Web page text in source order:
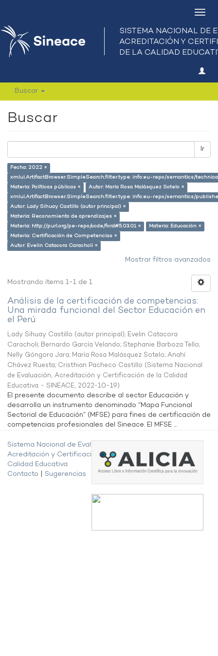
Buscar
Buscar
Ir
Fecha: 2022 ×
xmlui.ArtifactBrowser.SimpleSearch.filter.type: info:eu-repo/semantics/
Materia: Políticas públicas ×
Autor: María Rosa Malásquez Sotelo ×
xmlui.ArtifactBrowser.SimpleSearch.filter.type: info:eu-repo/semantics/
Autor: Lady Sihuay Castillo (autor principal) ×
Materia: Reconomiento de aprendizajes ×
Materia: http://purl.org/pe-repo/ocde/ford#5.03.01 ×
Materia: Educación ×
Materia: Certificación de Competencias ×
Autor: Evelin Catacora Caracholi ×
Mostrar filtros avanzados
Mostrando ítems 1-1 de 1
Análisis de la certificación de competencias:
Una mirada funcional del Sector Educación en
el Perú
Lady Sihuay Castillo (autor principal); Evelin Catacora
Caracholi; Bernardo García Velando; Stephanie Barboza Tello;
Nelly Góngora Jara; María Rosa Malásquez Sotelo; Anahí
Chávez Ruesta; Cristhian Pacheco Castillo (Sistema Nacional
de Evaluación, Acreditación y Certificación de la Calidad
Educativa - SINEACE, 2022-10-19)
El presente documento describe al sector Educación y
desarrolla un instrumento denominado “Mapa Funcional
Sectorial de Educación” (MFSE) para fines de certificación de
competencias profesionales del Sineace. El MFSE ...
Sistema Nacional de Evaluación,
Acreditación y Certificación de la
Calidad Educativa
Contacto
Sugerencias